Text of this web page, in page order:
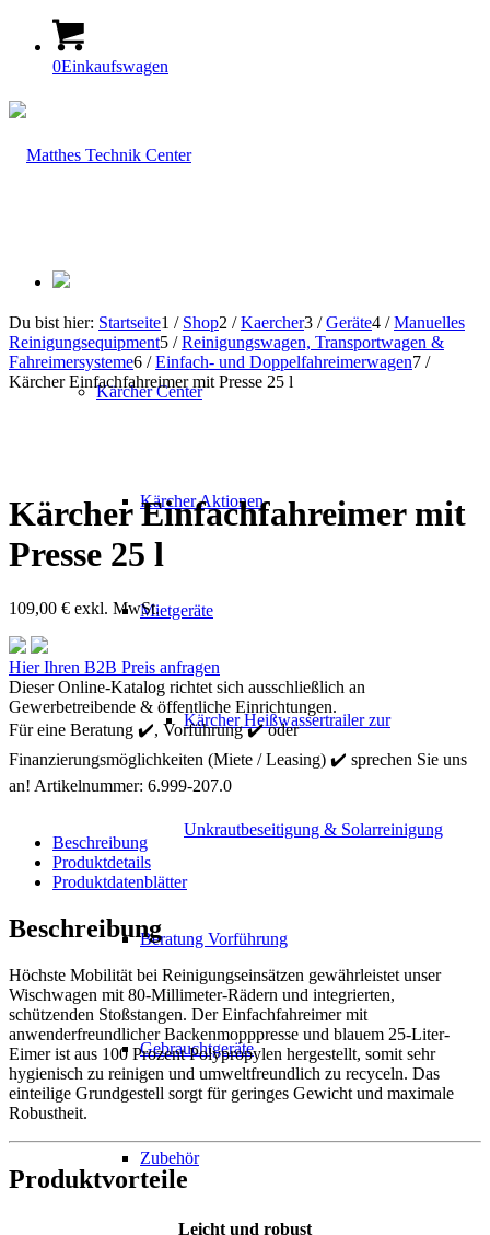
0Einkaufswagen
Kärcher Center
Kärcher Aktionen
Mietgeräte
Kärcher Heißwassertrailer zur
Unkrautbeseitigung & Solarreinigung
Beratung Vorführung
Gebrauchtgeräte
Zubehör
Du bist hier: Startseite1 / Shop2 / Kaercher3 / Geräte4 / Manuelles
Reinigungsequipment5 / Reinigungswagen, Transportwagen &
Fahreimersysteme6 / Einfach- und Doppelfahreimerwagen7 /
Kärcher Einfachfahreimer mit Presse 25 l
Kärcher Einfachfahreimer mit
Presse 25 l
109,00 € exkl. MwSt.
Kärcher
Einfachfahreimer
mit
Presse
l
Menge
Hier Ihren B2B Preis anfragen
Dieser Online-Katalog richtet sich ausschließlich an
Gewerbetreibende & öffentliche Einrichtungen.
Für eine Beratung ✔️, Vorführung ✔️ oder
Finanzierungsmöglichkeiten (Miete / Leasing) ✔️ sprechen Sie uns
an! Artikelnummer: 6.999-207.0
Beschreibung
Produktdetails
Produktdatenblätter
Beschreibung
Höchste Mobilität bei Reinigungseinsätzen gewährleistet unser
Wischwagen mit 80-Millimeter-Rädern und integrierten,
schützenden Stoßstangen. Der Einfachfahreimer mit
anwenderfreundlicher Backenmopppresse und blauem 25-Liter-
Eimer ist aus 100 Prozent Polypropylen hergestellt, somit sehr
hygienisch zu reinigen und umweltfreundlich zu recyceln. Das
einteilige Grundgestell sorgt für geringes Gewicht und maximale
Robustheit.
Produktvorteile
Leicht und robust